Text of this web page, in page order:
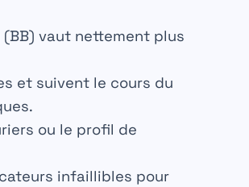
vaut nettement plus
et suivent le cours du
ou le profil de
infaillibles pour